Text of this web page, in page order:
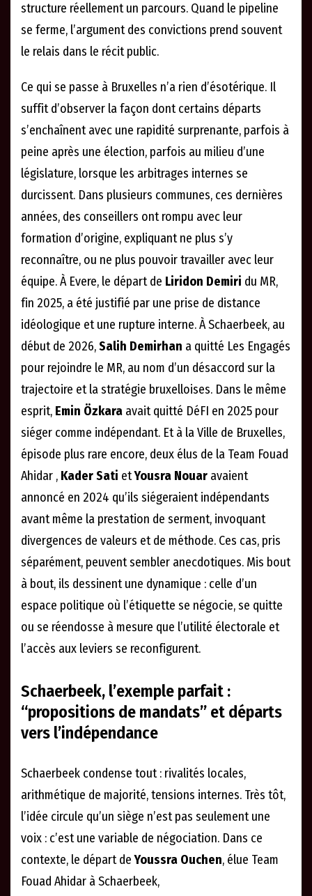
structure réellement un parcours. Quand le pipeline
se ferme, l’argument des convictions prend souvent
le relais dans le récit public.
Ce qui se passe à Bruxelles n’a rien d’ésotérique. Il
suffit d’observer la façon dont certains départs
s’enchaînent avec une rapidité surprenante, parfois à
peine après une élection, parfois au milieu d’une
législature, lorsque les arbitrages internes se
durcissent. Dans plusieurs communes, ces dernières
années, des conseillers ont rompu avec leur
formation d’origine, expliquant ne plus s’y
reconnaître, ou ne plus pouvoir travailler avec leur
équipe. À Evere, le départ de Liridon Demiri du MR,
fin 2025, a été justifié par une prise de distance
idéologique et une rupture interne. À Schaerbeek, au
début de 2026,Salih Demirhan a quitté Les Engagés
pour rejoindre le MR, au nom d’un désaccord sur la
trajectoire et la stratégie bruxelloises. Dans le même
esprit, Emin Özkara avait quitté DéFI en 2025 pour
siéger comme indépendant. Et à la Ville de Bruxelles,
épisode plus rare encore, deux élus de la Team Fouad
Ahidar , Kader Sati etYousra Nouar avaient
annoncé en 2024 qu’ils siégeraient indépendants
avant même la prestation de serment, invoquant
divergences de valeurs et de méthode. Ces cas, pris
séparément, peuvent sembler anecdotiques. Mis bout
à bout, ils dessinent une dynamique : celle d’un
espace politique où l’étiquette se négocie, se quitte
ou se réendosse à mesure que l’utilité électorale et
l’accès aux leviers se reconfigurent.
Schaerbeek, l’exemple parfait :
“propositions de mandats” et départs
vers l’indépendance
Schaerbeek condense tout : rivalités locales,
arithmétique de majorité, tensions internes. Très tôt,
l’idée circule qu’un siège n’est pas seulement une
voix : c’est une variable de négociation. Dans ce
contexte, le départ deYoussra Ouchen, élue Team
Fouad Ahidar à Schaerbeek,